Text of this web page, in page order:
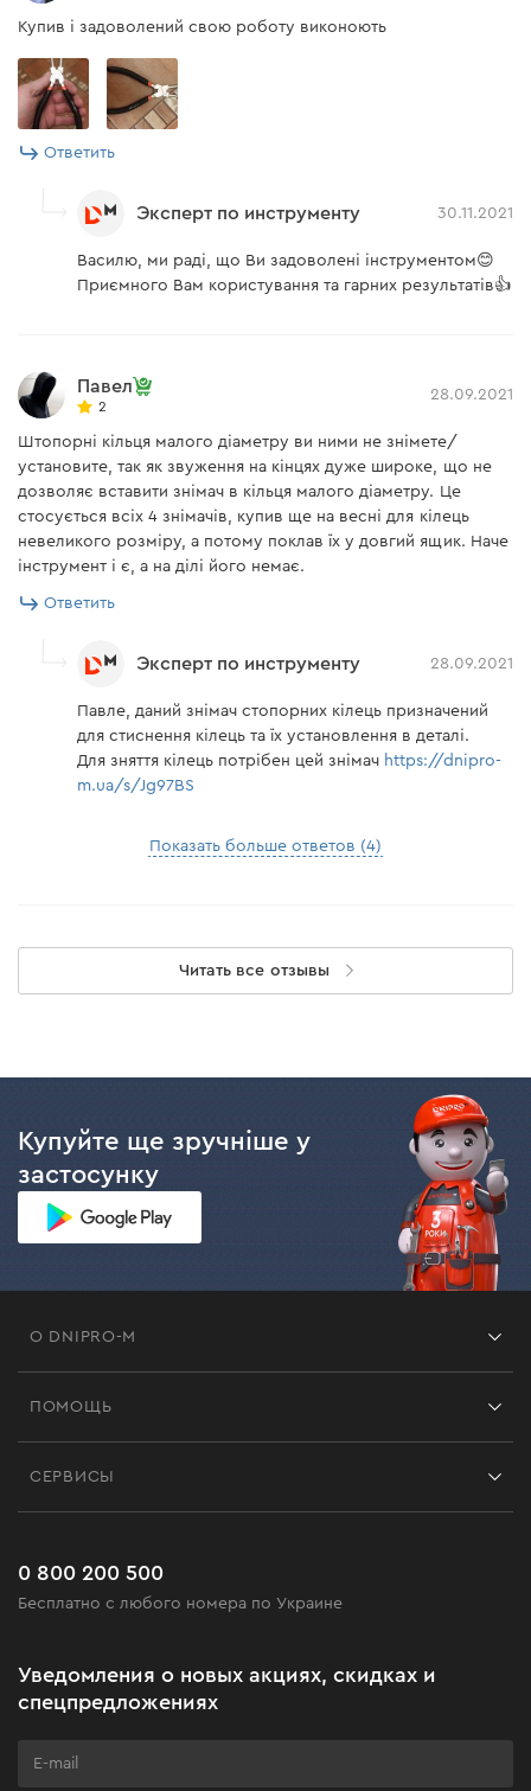
Купив і задоволений свою роботу виконоють
Ответить
Эксперт по инструменту 30.11.2021
Василю, ми раді, що Ви задоволені інструментом😊
Приємного Вам користування та гарних результатів👍
Павел
2
28.09.2021
Штопорні кільця малого діаметру ви ними не знімете/
установите, так як звуження на кінцях дуже широке, що не
дозволяє вставити знімач в кільця малого діаметру. Це
стосується всіх 4 знімачів, купив ще на весні для кілець
невеликого розміру, а потому поклав їх у довгий ящик. Наче
інструмент і є, а на ділі його немає.
Ответить
Эксперт по инструменту 28.09.2021
Павле, даний знімач стопорних кілець призначений
для стиснення кілець та їх установлення в деталі.
Для зняття кілець потрібен цей знімач https://dnipro-
m.ua/s/Jg97BS
Показать больше ответов (4)
Читать все отзывы
Купуйте ще зручніше у
застосунку
О DNIPRO-M
Черная пятница
Клуб мастерства
ПОМОЩЬ
Часто задаваемые вопросы
СЕРВИСЫ
0 800 200 500
Бесплатно с любого номера по Украине
Уведомления о новых акциях, скидках и
спецпредложениях